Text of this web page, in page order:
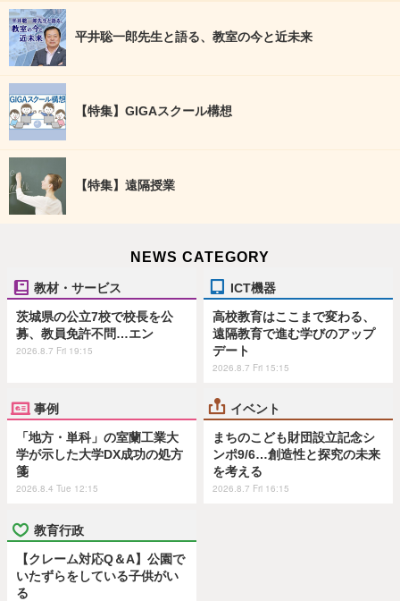
平井聡一郎先生と語る、教室の今と近未来
【特集】GIGAスクール構想
【特集】遠隔授業
NEWS CATEGORY
教材・サービス
茨城県の公立7校で校長を公
募、教員免許不問…エン
2026.8.7 Fri 19:15
ICT機器
高校教育はここまで変わる、
遠隔教育で進む学びのアップ
デート
2026.8.7 Fri 15:15
事例
「地方・単科」の室蘭工業大
学が示した大学DX成功の処方
箋
2026.8.4 Tue 12:15
イベント
まちのこども財団設立記念シ
ンポ9/6…創造性と探究の未来
を考える
2026.8.7 Fri 16:15
教育行政
【クレーム対応Q＆A】公園で
いたずらをしている子供がい
る